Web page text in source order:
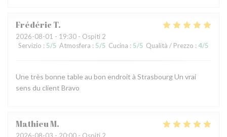
Frédéric T
2026-08-01 - 19:30 - Ospiti 2
Servizio : 5/5 Atmosfera : 5/5 Cucina : 5/5 Qualità / Prezzo : 4/5
Une très bonne table au bon endroit à Strasbourg Un vrai
sens du client Bravo
MathieuM
2026-08-03 - 20:00 - Ospiti 2